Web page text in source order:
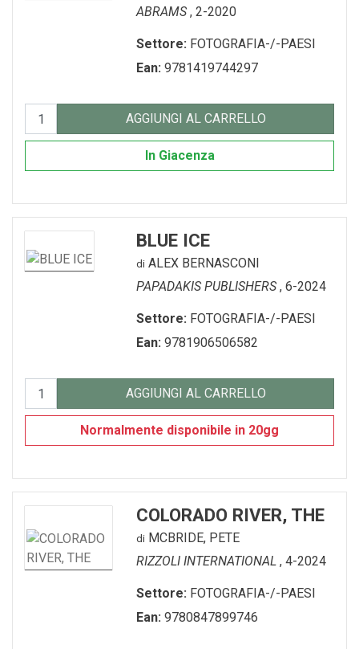
ABRAMS , 2-2020
Settore: FOTOGRAFIA-/-PAESI
Ean: 9781419744297
AGGIUNGI AL CARRELLO
In Giacenza
BLUE ICE
di ALEX BERNASCONI
PAPADAKIS PUBLISHERS , 6-2024
Settore: FOTOGRAFIA-/-PAESI
Ean: 9781906506582
AGGIUNGI AL CARRELLO
Normalmente disponibile in 20gg
COLORADO RIVER, THE
di MCBRIDE, PETE
RIZZOLI INTERNATIONAL , 4-2024
Settore: FOTOGRAFIA-/-PAESI
Ean: 9780847899746